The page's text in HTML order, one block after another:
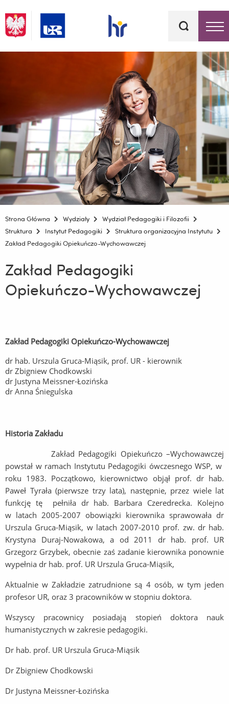
kluczowe
Strona Główna Wydziały
Wydział Pedagogiki i Filozofii
Struktura
Instytut Pedagogiki
Struktura organizacyjna Instytutu
Zakład Pedagogiki Opiekuńczo-Wychowawczej
Zakład Pedagogiki
Opiekuńczo-Wychowawczej
Zakład Pedagogiki Opiekuńczo-Wychowawczej
dr hab. Urszula Gruca-Miąsik, prof. UR - kierownik
dr Zbigniew Chodkowski
dr Justyna Meissner-Łozińska
dr Anna Śniegulska
Historia Zakładu
Zakład Pedagogiki Opiekuńczo –Wychowawczej
powstał w ramach Instytutu Pedagogiki ówczesnego WSP, w
roku 1983. Początkowo, kierownictwo objął prof. dr hab.
Paweł Tyrała (pierwsze trzy lata), następnie, przez wiele lat
funkcję tę pełniła dr hab. Barbara Czeredrecka. Kolejno
w latach 2005-2007 obowiązki kierownika sprawowała dr
Urszula Gruca-Miąsik, w latach 2007-2010 prof. zw. dr hab.
Krystyna Duraj-Nowakowa, a od 2011 dr hab. prof. UR
Grzegorz Grzybek, obecnie zaś zadanie kierownika ponownie
wypełnia dr hab. prof. UR Urszula Gruca-Miąsik,
Aktualnie w Zakładzie zatrudnione są 4 osób, w tym jeden
profesor UR, oraz 3 pracowników w stopniu doktora.
Wszyscy pracownicy posiadają stopień doktora nauk
humanistycznych w zakresie pedagogiki.
Dr hab. prof. UR Urszula Gruca-Miąsik
Dr Zbigniew Chodkowski
Dr Justyna Meissner-Łozińska